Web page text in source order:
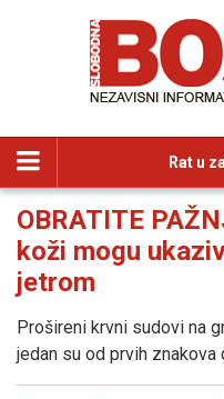
Rat u
OBRATITE
koži mogu
jetrom
Prošireni krvni sudovi na
jedan su od prvih znakova